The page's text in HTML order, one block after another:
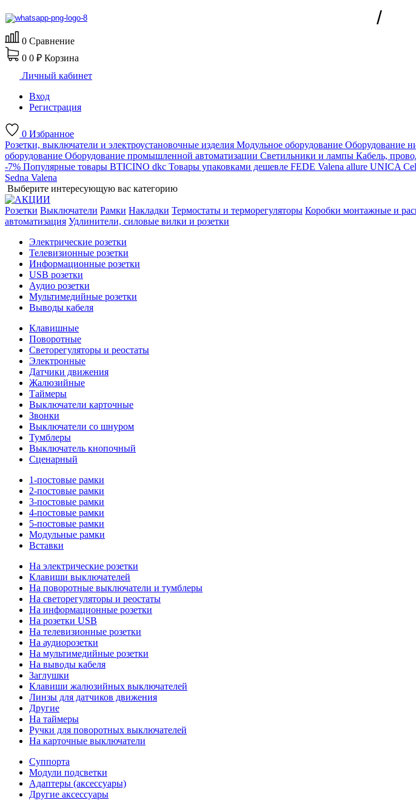
/
0 Сравнение
0 0 ₽ Корзина
Личный кабинет
Вход
Регистрация
0 Избранное
Розетки, выключатели и электроустановочные изделия Модульное оборудование Оборудование
оборудование Оборудование промышленной автоматизации Светильники и лампы Кабель,
-7% Популярные товары BTICINO dkc Товары упаковками дешевле FEDE Valena allure UNICA
Sedna Valena
Выберите интересующую вас категорию
Розетки Выключатели Рамки Накладки Термостаты и терморегуляторы Коробки монтажные и
автоматизация Удлинители, силовые вилки и розетки
Электрические розетки
Телевизионные розетки
Информационные розетки
USB розетки
Аудио розетки
Мультимедийные розетки
Выводы кабеля
Клавишные
Поворотные
Светорегуляторы и реостаты
Электронные
Датчики движения
Жалюзийные
Таймеры
Выключатели карточные
Звонки
Выключатели со шнуром
Тумблеры
Выключатель кнопочный
Сценарный
1-постовые рамки
2-постовые рамки
3-постовые рамки
4-постовые рамки
5-постовые рамки
Модульные рамки
Вставки
На электрические розетки
Клавиши выключателей
На поворотные выключатели и тумблеры
На светорегуляторы и реостаты
На информационные розетки
На розетки USB
На телевизионные розетки
На аудиорозетки
На мультимедийные розетки
На выводы кабеля
Заглушки
Клавиши жалюзийных выключателей
Линзы для датчиков движения
Другие
На таймеры
Ручки для поворотных выключателей
На карточные выключатели
Суппорта
Модули подсветки
Адаптеры (аксессуары)
Другие аксессуары